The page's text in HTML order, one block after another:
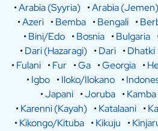
•Arabia (Syyria) •Arabia (Jemen)
•Azeri •Bemba •Bengali •
•Bini/Edo •Bosnia •Bulgaria
•Dari (Hazaragi) •Dari •Dhatki
•Fulani •Fur •Ga •Georgia •
•Igbo •Iloko/Ilokano •
•Japani •Joruba •Kamba
•Karenni (Kayah) •Katalaani •
•Kikongo/Kituba •Kikuju •